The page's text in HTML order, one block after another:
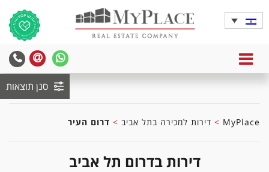
סנן תוצאות
MyPlace
-
WhatsApp
-
צרו
MENU
MyPlace
> דירות למכירה בתל אביב > דרום העיר
דירות בדרום תל אביב
ברחוב יוסף אליהו למכירה דירת 3 חדרים בשטח
_____________________________________________
_____________________________________________
ושקטה, בשטח של כ 64 מ"ר – מחיר מבוקש!
_____________________________________________